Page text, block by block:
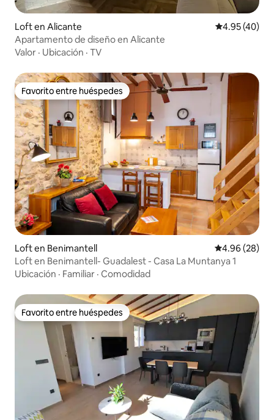
Loft en Alicante Calificación
4.95 (40)
Apartamento de diseño en Alicante
Valor · Ubicación · TV
Favorito entre huéspedes
Favorito entre huéspedes
Loft en Benimantell Calificación
4.96 (28)
Loft en Benimantell- Guadalest - Casa La Muntanya 1
Ubicación · Familiar · Comodidad
Favorito entre huéspedes
Favorito entre huéspedes